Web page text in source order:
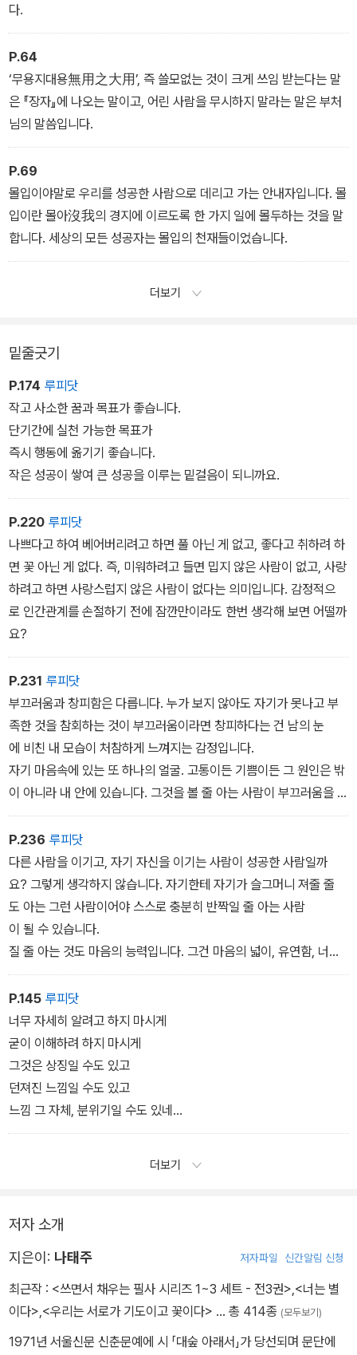
다.
P.64
‘무용지대용無用之大用’, 즉 쓸모없는 것이 크게 쓰임 받는다는 말
은 『장자』에 나오는 말이고, 어린 사람을 무시하지 말라는 말은 부처
님의 말씀입니다.
P.69
몰입이야말로 우리를 성공한 사람으로 데리고 가는 안내자입니다. 몰
입이란 몰아沒我의 경지에 이르도록 한 가지 일에 몰두하는 것을 말
합니다. 세상의 모든 성공자는 몰입의 천재들이었습니다.
더보기
밑줄긋기
P.174 루피닷
작고 사소한 꿈과 목표가 좋습니다.
단기간에 실천 가능한 목표가
즉시 행동에 옮기기 좋습니다.
작은 성공이 쌓여 큰 성공을 이루는 밑걸음이 되니까요.
P.220 루피닷
나쁘다고 하여 베어버리려고 하면 풀 아닌 게 없고, 좋다고 취하려 하
면 꽃 아닌 게 없다. 즉, 미워하려고 들면 밉지 않은 사람이 없고, 사랑
하려고 하면 사랑스럽지 않은 사람이 없다는 의미입니다. 감정적으
로 인간관계를 손절하기 전에 잠깐만이라도 한번 생각해 보면 어떨까
요?
P.231 루피닷
부끄러움과 창피함은 다릅니다. 누가 보지 않아도 자기가 못나고 부
족한 것을 참회하는 것이 부끄러움이라면 창피하다는 건 남의 눈
에 비친 내 모습이 처참하게 느껴지는 감정입니다.
자기 마음속에 있는 또 하나의 얼굴. 고통이든 기쁨이든 그 원인은 밖
이 아니라 내 안에 있습니다. 그것을 볼 줄 아는 사람이 부끄러움을 아
는 사람입니다.
P.236 루피닷
다른 사람을 이기고, 자기 자신을 이기는 사람이 성공한 사람일까
요? 그렇게 생각하지 않습니다. 자기한테 자기가 슬그머니 져줄 줄
도 아는 그런 사람이어야 스스로 충분히 반짝일 줄 아는 사람
이 될 수 있습니다.
질 줄 아는 것도 마음의 능력입니다. 그건 마음의 넓이, 유연함, 너그
러움이 있어야 가능한 일입니다.
P.145 루피닷
너무 자세히 알려고 하지 마시게
굳이 이해하려 하지 마시게
그것은 상징일 수도 있고
던져진 느낌일 수도 있고
느낌 그 자체, 분위기일 수도 있네
느낌 너머의 느낌의 그림자를 느끼면 되는 일일세
그냥 건너다보시게 훔쳐 가시게.
더보기
저자 소개
지은이: 나태주 저자파일 신간알림 신청
최근작 : <쓰면서 채우는 필사 시리즈 1~3 세트 - 전3권>,<너는 별
이다>,<우리는 서로가 기도이고 꽃이다> … 총 414종 (모두보기)
1971년 서울신문 신춘문예에 시 「대숲 아래서」가 당선되며 문단에